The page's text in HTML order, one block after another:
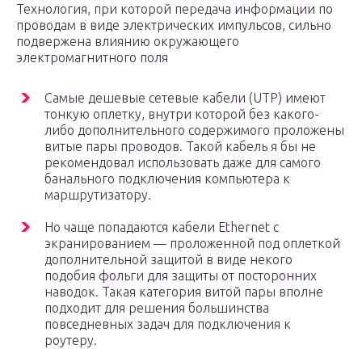
Технология, при которой передача информации по
проводам в виде электрических импульсов, сильно
подвержена влиянию окружающего
электромагнитного поля
Самые дешевые сетевые кабели (UTP) имеют
тонкую оплетку, внутри которой без какого-
либо дополнительного содержимого проложены
витые пары проводов. Такой кабель я бы не
рекомендовал использовать даже для самого
банального подключения компьютера к
маршрутизатору.
Но чаще попадаются кабели Ethernet с
экранированием — проложенной под оплеткой
дополнительной защитой в виде некого
подобия фольги для защиты от посторонних
наводок. Такая категория витой пары вполне
подходит для решения большинства
повседневных задач для подключения к
роутеру.